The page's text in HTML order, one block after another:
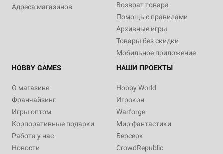
Адреса магазинов
Возврат товара
Помощь с правилами
Архивные игры
Товары без скидки
Мобильное приложение
HOBBY GAMES
О магазине
Франчайзинг
Игры оптом
Корпоративные подарки
Работа у нас
Новости
НАШИ ПРОЕКТЫ
Hobby World
Игрокон
Warforge
Мир фантастики
Берсерк
CrowdRepublic